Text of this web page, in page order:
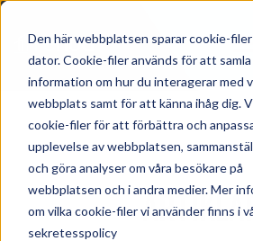
Den här webbplatsen sparar cookie-filer
dator. Cookie-filer används för att samla
information om hur du interagerar med
webbplats samt för att känna ihåg dig.
cookie-filer för att förbättra och
upplevelse av webbplatsen,
och göra analyser om våra besökare på
webbplatsen och i andra medier. Mer
om vilka cookie-filer vi använder finns i
sekretesspolicy